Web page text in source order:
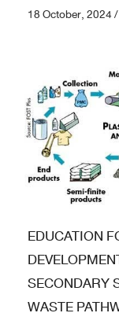
18 October, 2024/
EDUCATION
SECONDARY
WASTE